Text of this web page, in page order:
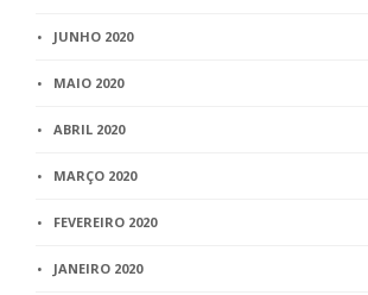
JUNHO 2020
MAIO 2020
ABRIL 2020
MARÇO 2020
FEVEREIRO 2020
JANEIRO 2020